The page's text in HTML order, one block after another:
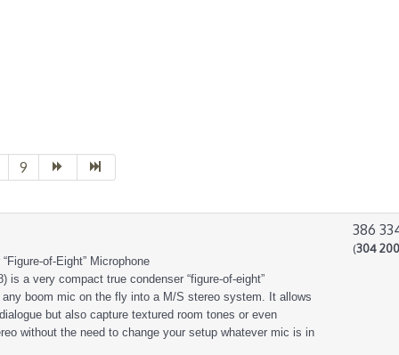
9
of-Eight” Microphone
is a very compact true condenser “figure-of-eight”
boom mic on the fly into a M/S stereo system. It allows
but also capture textured room tones or even
without the need to change your setup whatever mic is in
386
(304